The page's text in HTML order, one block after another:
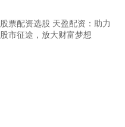
股票配资选股 天盈配资：助力
股市征途，放大财富梦想